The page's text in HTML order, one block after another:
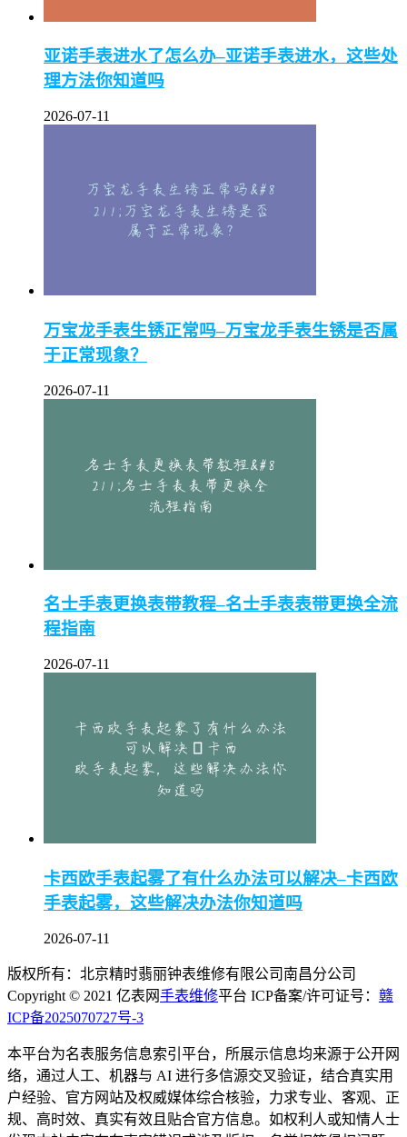
亚诺手表进水了怎么办–亚诺手表进水，这些处
理方法你知道吗
2026-07-11
万宝龙手表生锈正常吗–万宝龙手表生锈是否属
于正常现象？
2026-07-11
名士手表更换表带教程–名士手表表带更换全流
程指南
2026-07-11
卡西欧手表起雾了有什么办法可以解决–卡西欧
手表起雾，这些解决办法你知道吗
2026-07-11
版权所有：北京精时翡丽钟表维修有限公司南昌分公司
Copyright © 2021 亿表网手表维修平台 ICP备案/许可证号： 赣
ICP备2025070727号-3
本平台为名表服务信息索引平台，所展示信息均来源于公开网
络，通过人工、机器与 AI 进行多信源交叉验证，结合真实用
户经验、官方网站及权威媒体综合核验，力求专业、客观、正
规、高时效、真实有效且贴合官方信息。如权利人或知情人士